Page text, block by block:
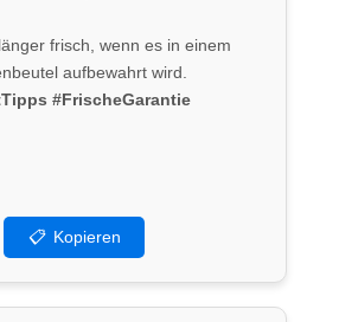
frisch, wenn es in einem
aufbewahrt wird.
#FrischeGarantie
📋 Kopieren